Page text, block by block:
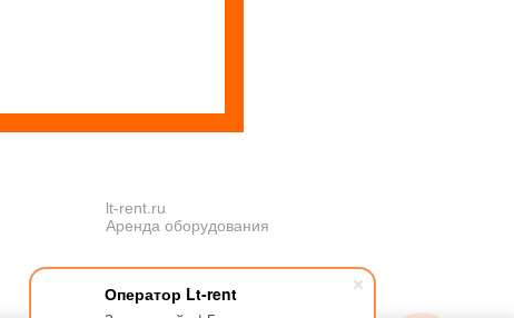
Оператор Lt-rent
lt-rent.ru
Аренда оборудования